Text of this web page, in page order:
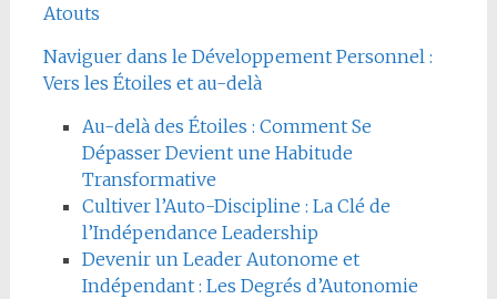
Atouts
Naviguer dans le Développement Personnel :
Vers les Étoiles et au-delà
Au-delà des Étoiles : Comment Se
Dépasser Devient une Habitude
Transformative
Cultiver l’Auto-Discipline : La Clé de
l’Indépendance Leadership
Devenir un Leader Autonome et
Indépendant : Les Degrés d’Autonomie